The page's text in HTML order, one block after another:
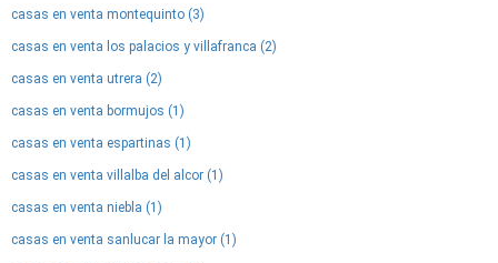
casas en venta montequinto (3)
casas en venta los palacios y villafranca (2)
casas en venta utrera (2)
casas en venta bormujos (1)
casas en venta espartinas (1)
casas en venta villalba del alcor (1)
casas en venta niebla (1)
casas en venta sanlucar la mayor (1)